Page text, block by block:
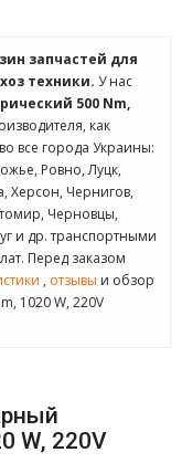
запчастей для
техники. У нас
500 Nm,
как
все города Украины:
Ровно, Луцк,
Херсон, Чернигов,
Черновцы,
и др. транспортными
Перед заказом
, отзывы и обзор
1020 W, 220V
W, 220V